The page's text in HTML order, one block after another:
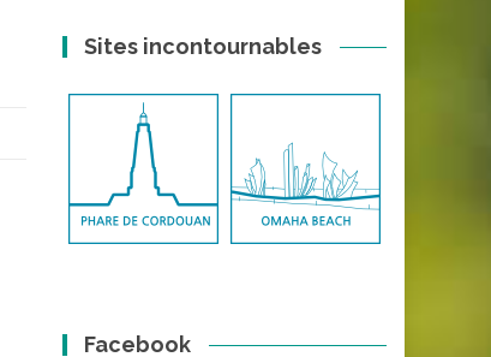
Sites incontournables
Facebook